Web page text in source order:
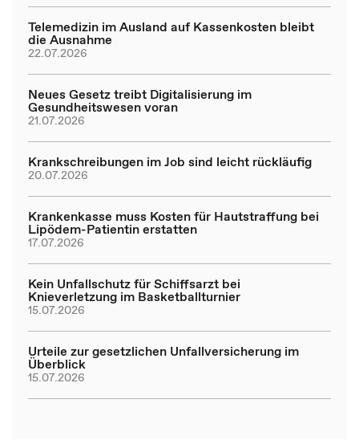
Telemedizin im Ausland auf Kassenkosten bleibt
die Ausnahme
22.07.2026
Neues Gesetz treibt Digitalisierung im
Gesundheitswesen voran
21.07.2026
Krankschreibungen im Job sind leicht rückläufig
20.07.2026
Krankenkasse muss Kosten für Hautstraffung bei
Lipödem-Patientin erstatten
17.07.2026
Kein Unfallschutz für Schiffsarzt bei
Knieverletzung im Basketballturnier
15.07.2026
Urteile zur gesetzlichen Unfallversicherung im
Überblick
15.07.2026